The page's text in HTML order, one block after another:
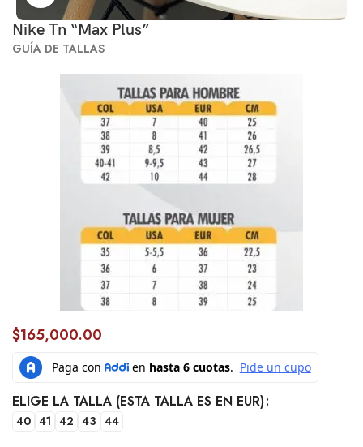
Nike Tn “Max Plus”
GUÍA DE TALLAS
$165,000.00
ELIGE LA TALLA (ESTA TALLA ES EN EUR)
40 41 42 43 44